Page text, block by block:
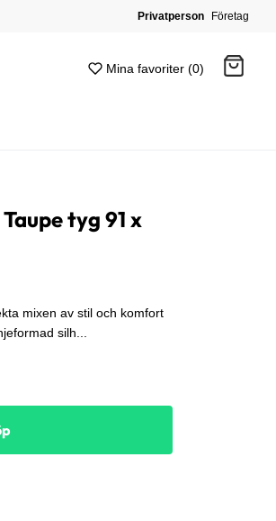
Privatperson Företag
Mina favoriter (0)
tyg 91 x
mixen av stil och komfort
silh...